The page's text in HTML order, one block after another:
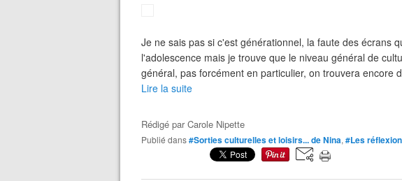
Je ne sais pas si c'est générationnel, la faute des écrans
l'adolescence mais je trouve que le niveau général de
général, pas forcément en particulier, on trouvera encore
Lire la suite
Rédigé parCarole Nipette
Publié dans#Sorties culturelles et loisirs... de Nina, #Les